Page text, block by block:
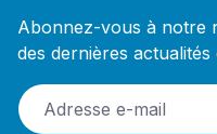
Abonnez-vous à notre
des dernières